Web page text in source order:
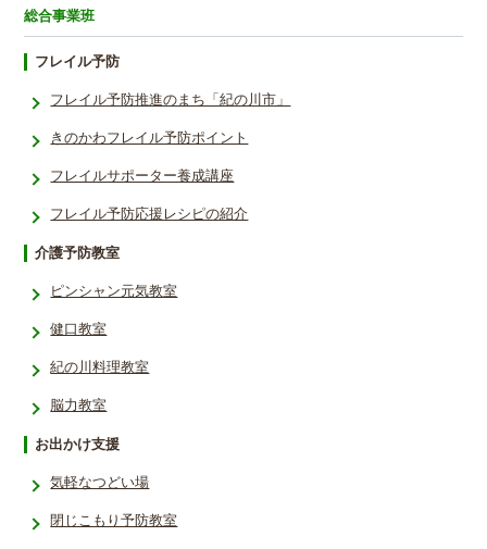
総合事業班
フレイル予防
フレイル予防推進のまち「紀の川市」
きのかわフレイル予防ポイント
フレイルサポーター養成講座
フレイル予防応援レシ­ピの紹介
介護予防教室
ピンシャン元気教室
健口教室
紀の川料理教室
脳力教室
お出かけ支援
気軽なつどい場
閉じこもり予防教室